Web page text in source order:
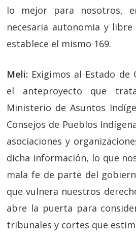
lo mejor para nosotros,
necesaria autonomia y
establece el mismo 169.
Meli: Exigimos al Estado
el anteproyecto que
Ministerio de Asuntos
Consejos de Pueblos
asociaciones y
dicha información, lo que
mala fe de parte del
que vulnera nuestros
abre la puerta para
tribunales y cortes que